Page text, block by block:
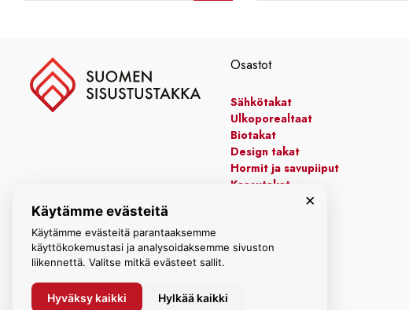
Osastot
Sähkötakat
Ulkoporealtaat
Biotakat
Design takat
Hormit ja savupiiput
Kaasutakat
Kiertoilmatakat
×
Käytämme evästeitä
Käytämme evästeitä parantaaksemme
käyttökokemustasi ja analysoidaksemme sivuston
liikennettä. Valitse mitkä evästeet sallit.
Hyväksy kaikki Hylkää kaikki